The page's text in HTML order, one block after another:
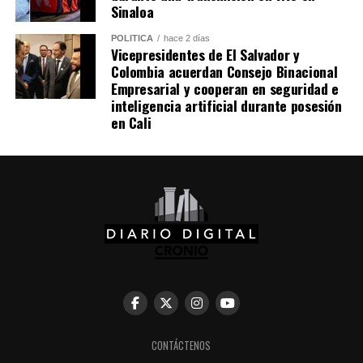
acompañaron el inicio de esta nueva etapa de gobierno.
Sinaloa
POLÍTICA hace 2 días
Vicepresidentes de El Salvador y
Colombia acuerdan Consejo Binacional
Empresarial y cooperan en seguridad e
inteligencia artificial durante posesión
en Cali
CONTÁCTENOS